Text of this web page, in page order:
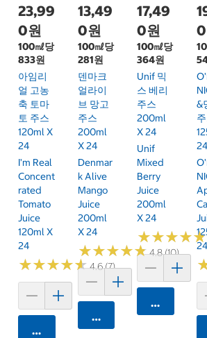
23,99
0원
100㎖당
833원
아임리
얼 고농
축 토마
토 주스
120ml X
24
I'm Real
Concent
Rated
Tomato
Juice
120ml X
24
★★★★★
★★★★★4.6 (7)
카트에 담기
13,49
0원
100㎖당
281원
덴마크
얼라이
브 망고
주스
200ml
X 24
Denmar
K Alive
Mango
Juice
200ml
X 24
★★★★★
★★★★★4.8 (10)
카트에 담기
17,49
0원
100㎖당
364원
Unif 믹
스 베리
주스
200ml
X 24
Unif
Mixed
Berry
Juice
200ml
X 24
★★★★★
★★★★★
카트에 담기
&
24
24